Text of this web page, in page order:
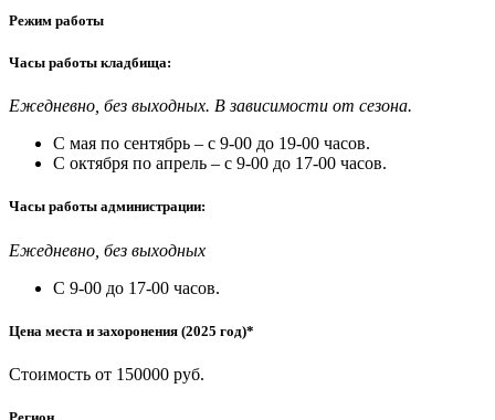
Режим работы
Часы работы кладбища:
Ежедневно, без выходных. В зависимости от сезона.
С мая по сентябрь – с 9-00 до 19-00 часов.
С октября по апрель – с 9-00 до 17-00 часов.
Часы работы администрации:
Ежедневно, без выходных
С 9-00 до 17-00 часов.
Цена места и захоронения (2025 год)*
Стоимость от 150000 руб.